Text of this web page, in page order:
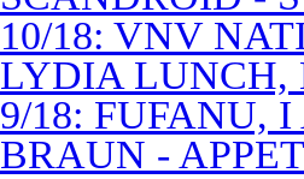
10/18: VNV
LYDIA LUNCH,
9/18: FUFANU,
BRAUN -